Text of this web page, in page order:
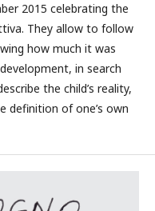
2015 celebrating the
They allow to follow
how much it was
in search
the child’s reality,
definition of one’s own